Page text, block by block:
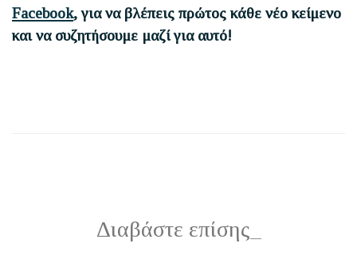
Facebook, για να βλέπεις πρώτος κάθε νέο κείμενο
και να συζητήσουμε μαζί για αυτό!
Διαβάστε επίσης